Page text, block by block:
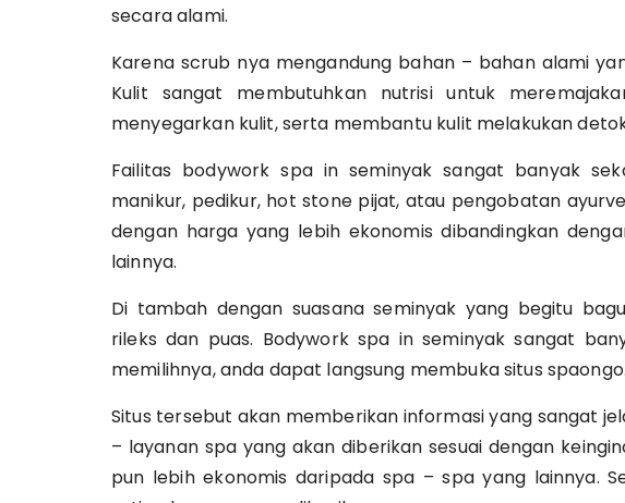
secara alami.
Karena scrub nya mengandung bahan – bahan alami
Kulit sangat membutuhkan nutrisi untuk
menyegarkan kulit, serta membantu kulit melakukan
Failitas bodywork spa in seminyak sangat banyak
manikur, pedikur, hot stone pijat, atau pengobatan
dengan harga yang lebih ekonomis dibandingkan
lainnya.
Di tambah dengan suasana seminyak yang begitu
rileks dan puas. Bodywork spa in seminyak sangat
memilihnya, anda dapat langsung membuka situs
Situs tersebut akan memberikan informasi yang sangat
– layanan spa yang akan diberikan sesuai dengan
pun lebih ekonomis daripada spa – spa yang lainnya.